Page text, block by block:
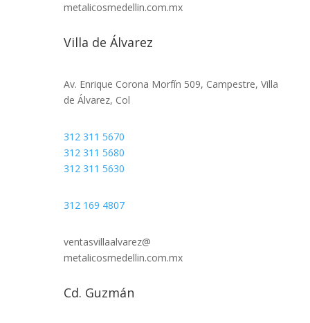
metalicosmedellin.com.mx
Villa de Álvarez
Av. Enrique Corona Morfín 509, Campestre, Villa
de Álvarez, Col
312 311 5670
312 311 5680
312 311 5630
312 169 4807
ventasvillaalvarez@
metalicosmedellin.com.mx
Cd. Guzmán